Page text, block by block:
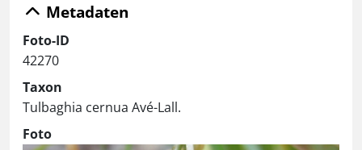
Metadaten
Foto-ID
42270
Taxon
Tulbaghia cernua Avé-Lall.
Foto